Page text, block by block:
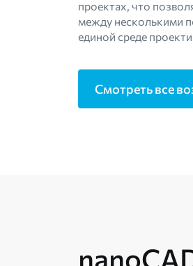
проектах, что
между несколькими
единой среде
Смотреть все